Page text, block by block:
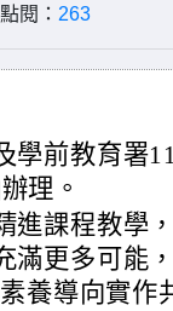
閱： 263
學前教育署
理。
進課程教學
滿更多可能
養導向實作